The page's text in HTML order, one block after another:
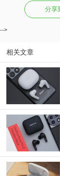
分享
-->
相关文章